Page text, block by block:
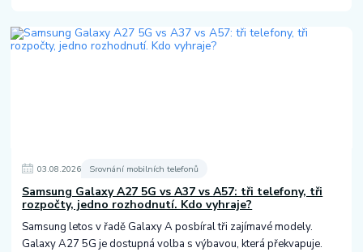
03.08.2026 Srovnání mobilních telefonů
Samsung Galaxy A27 5G vs A37 vs A57: tři telefony, tři
rozpočty, jedno rozhodnutí. Kdo vyhraje?
Samsung letos v řadě Galaxy A posbíral tři zajímavé modely.
Galaxy A27 5G je dostupná volba s výbavou, která překvapuje.